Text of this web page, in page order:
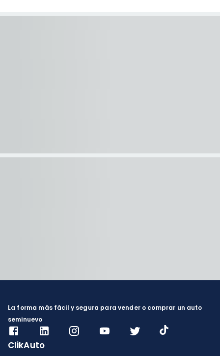
La forma más fácil y segura para vender o comprar un auto
seminuevo
ClikAuto